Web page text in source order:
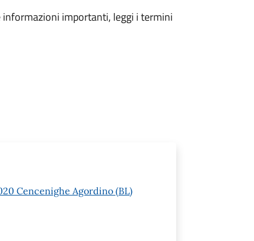
importanti, leggi i termini
Cencenighe Agordino (BL)